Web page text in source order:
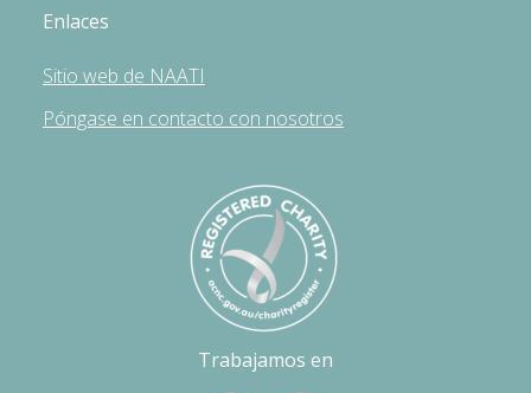
Enlaces
Sitio web de NAATI
Póngase en contacto con nosotros
Trabajamos en